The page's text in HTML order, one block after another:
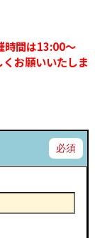
時間は13:00〜
お願いいたしま
必須